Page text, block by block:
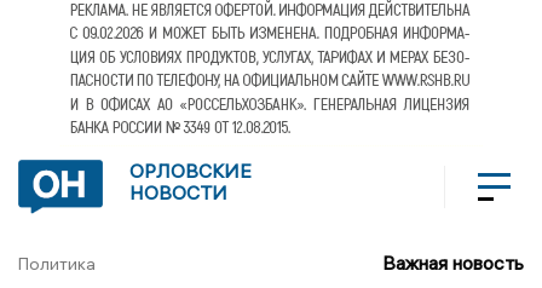
ОРЛОВСКИЕ
НОВОСТИ
Политика Важная новость